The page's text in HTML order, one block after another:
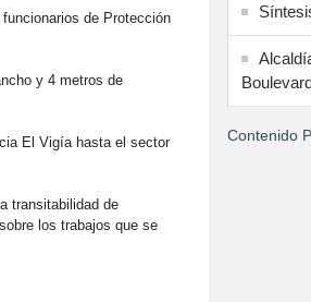
de Protección
y 4 metros de
El Vigía hasta el sector
transitabilidad de
los trabajos que se
Contenido